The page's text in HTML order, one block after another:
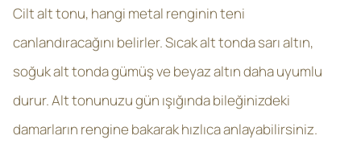
Cilt alt tonu, hangi metal renginin teni
canlandıracağını belirler. Sıcak alt tonda sarı altın,
soğuk alt tonda gümüş ve beyaz altın daha uyumlu
durur. Alt tonunuzu gün ışığında bileğinizdeki
damarların rengine bakarak hızlıca anlayabilirsiniz.